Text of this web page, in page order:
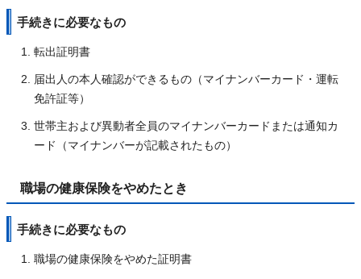
手続きに必要なもの
転出証明書
届出人の本人確認ができるもの（マイナンバーカード・運転
免許証等）
世帯主および異動者全員のマイナンバーカードまたは通知カ
ード（マイナンバーが記載されたもの）
職場の健康保険をやめたとき
手続きに必要なもの
職場の健康保険をやめた証明書